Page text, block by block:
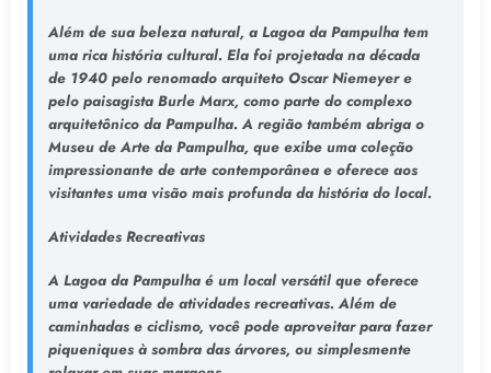
Além de sua beleza natural, a Lagoa da Pampulha tem
uma rica história cultural. Ela foi projetada na década
de 1940 pelo renomado arquiteto Oscar Niemeyer e
pelo paisagista Burle Marx, como parte do complexo
arquitetônico da Pampulha. A região também abriga o
Museu de Arte da Pampulha, que exibe uma coleção
impressionante de arte contemporânea e oferece aos
visitantes uma visão mais profunda da história do local.
Atividades Recreativas
A Lagoa da Pampulha é um local versátil que oferece
uma variedade de atividades recreativas. Além de
caminhadas e ciclismo, você pode aproveitar para fazer
piqueniques à sombra das árvores, ou simplesmente